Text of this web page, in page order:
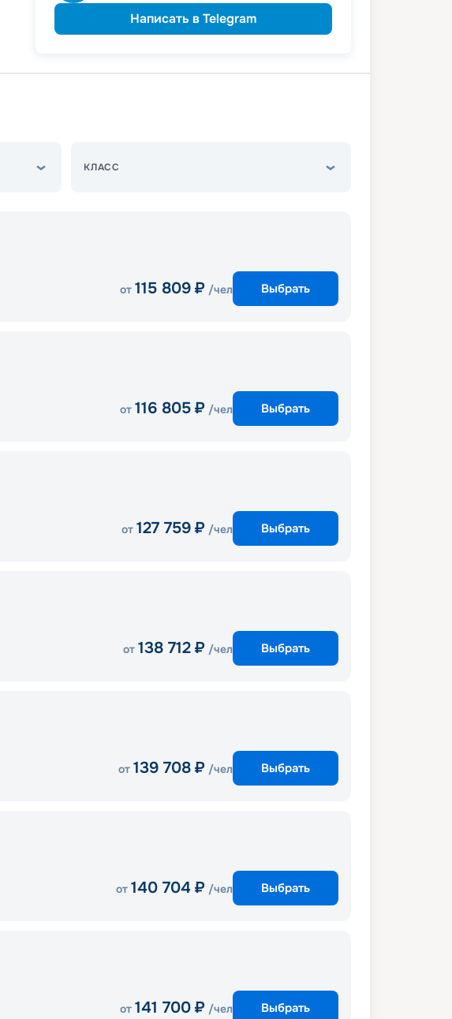
Написать в Telegram
КЛАСС
от 115 809 ₽ /чел Выбрать
от 116 805 ₽ /чел Выбрать
от 127 759 ₽ /чел Выбрать
от 138 712 ₽ /чел Выбрать
от 139 708 ₽ /чел Выбрать
от 140 704 ₽ /чел Выбрать
от 141 700 ₽ /чел Выбрать